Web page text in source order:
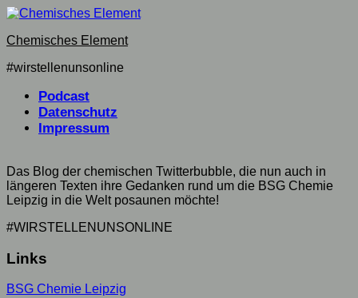
Skip
content
Chemisches Element
#wirstellenunsonline
Podcast
Datenschutz
Impressum
Das Blog der chemischen Twitterbubble, die nun auch in
längeren Texten ihre Gedanken rund um die BSG Chemie
Leipzig in die Welt posaunen möchte!
#WIRSTELLENUNSONLINE
Links
BSG Chemie Leipzig